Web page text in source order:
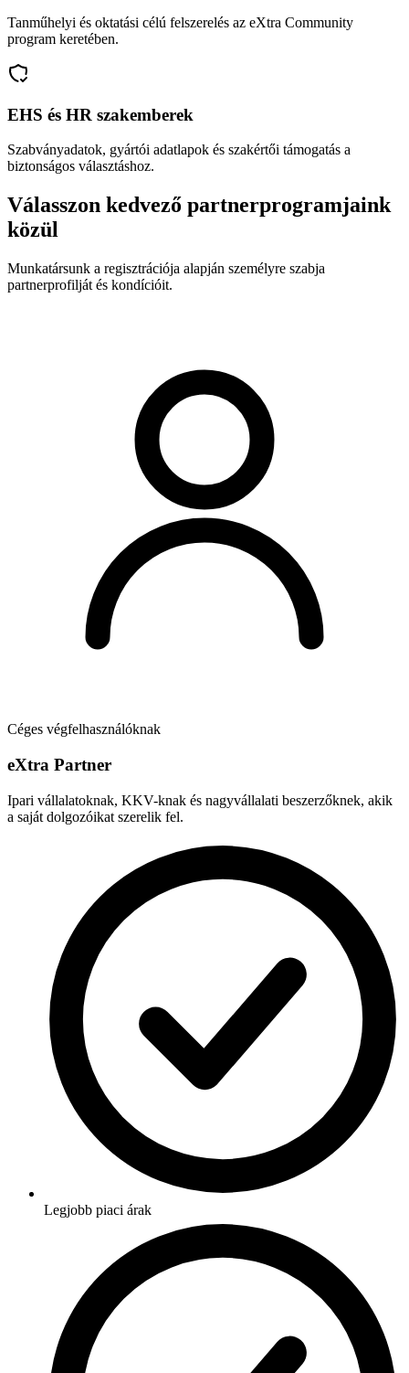
Tanműhelyi és oktatási célú felszerelés az eXtra Community
program keretében.
EHS és HR szakemberek
Szabványadatok, gyártói adatlapok és szakértői támogatás a
biztonságos választáshoz.
Válasszon kedvező partnerprogramjaink
közül
Munkatársunk a regisztrációja alapján személyre szabja
partnerprofilját és kondícióit.
Céges végfelhasználóknak
eXtra Partner
Ipari vállalatoknak, KKV-knak és nagyvállalati beszerzőknek, akik
a saját dolgozóikat szerelik fel.
Legjobb piaci árak